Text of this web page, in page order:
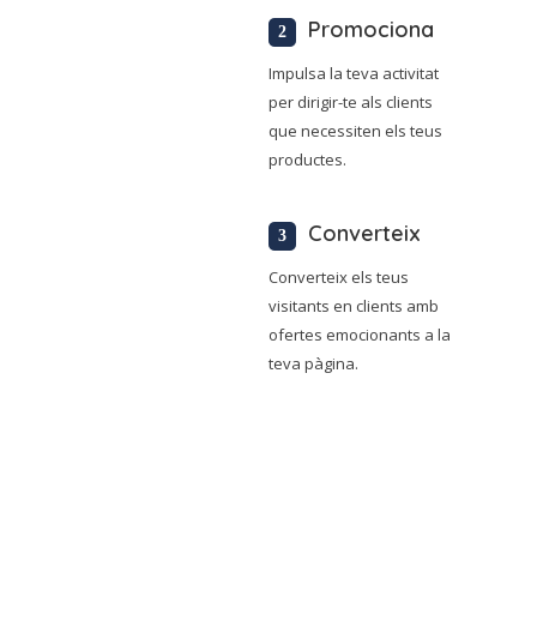
Promociona
Impulsa la teva activitat
per dirigir-te als clients
que necessiten els teus
productes.
Converteix
Converteix els teus
visitants en clients amb
ofertes emocionants a la
teva pàgina.